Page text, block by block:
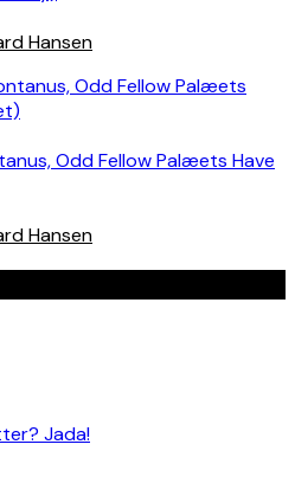
Hansen
Odd Fellow Palæets Have
Hansen
Jada!